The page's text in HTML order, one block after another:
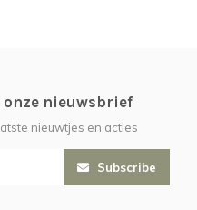
nieuwsbrief
nieuwtjes en acties
Subscribe